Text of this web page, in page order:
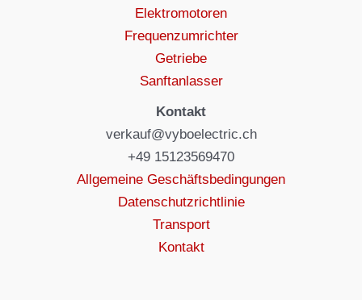
Elektromotoren
Frequenzumrichter
Getriebe
Sanftanlasser
Kontakt
verkauf@vyboelectric.ch
+49 15123569470
Allgemeine Geschäftsbedingungen
Datenschutzrichtlinie
Transport
Kontakt